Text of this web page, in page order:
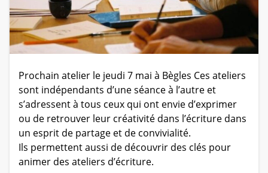
Prochain atelier le jeudi 7 mai à Bègles Ces ateliers
sont indépendants d’une séance à l’autre et
s’adressent à tous ceux qui ont envie d’exprimer
ou de retrouver leur créativité dans l’écriture dans
un esprit de partage et de convivialité.
Ils permettent aussi de découvrir des clés pour
animer des ateliers d’écriture.